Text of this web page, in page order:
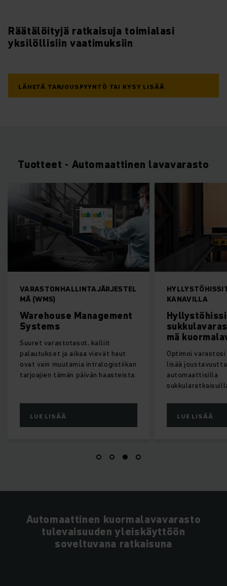
Räätälöityjä ratkaisuja toimialasi
yksilöllisiin vaatimuksiin
LÄHETÄ TARJOUSPYYNTÖ TAI KYSY LISÄÄ
Tuotteet - Automaattinen lavavarasto
VARASTONHALLINTAJÄRJESTEL
MÄ (WMS)
Warehouse Management
Systems
Suuret varastotasot, kalliit
palautukset ja aikaa vievät haut
ovat vain muutamia intralogistiikan
tarjoajien tämän päivän haasteista.
LUE LISÄÄ
KANAVILLA
mä
Optimoi
lisää
automaattisilla
LUE LISÄÄ
Automaattinen kuormalavavarasto
tulevaisuuden yleiskäyttöön
soveltuvana ratkaisuna